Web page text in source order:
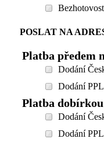
POSLAT NA
Platba předem
Dodání
Dodání
Platba dobírkou
Dodání
Dodání